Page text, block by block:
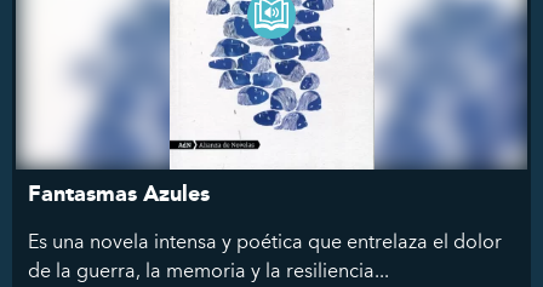
Fantasmas Azules
Es una novela intensa y poética que entrelaza el dolor
de la guerra, la memoria y la resiliencia...